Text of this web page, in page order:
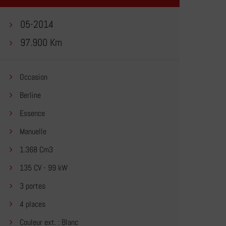
05-2014
97.900 Km
Occasion
Berline
Essence
Manuelle
1.368 Cm3
135 CV - 99 kW
3 portes
4 places
Couleur ext. : Blanc